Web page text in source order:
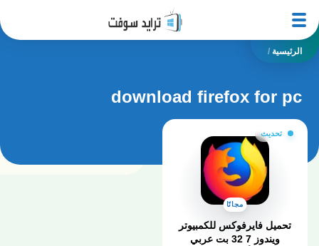
الرئيسية /
download firefox for pc
تحديث
مجانًا
تحميل فايرفوكس للكمبيوتر
ويندوز 7 32 بت عربي